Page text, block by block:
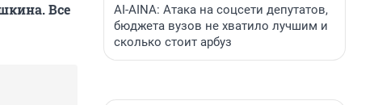
Все
AI-AINA: Атака на соцсети депутатов,
бюджета вузов не хватило лучшим и
сколько стоит арбуз